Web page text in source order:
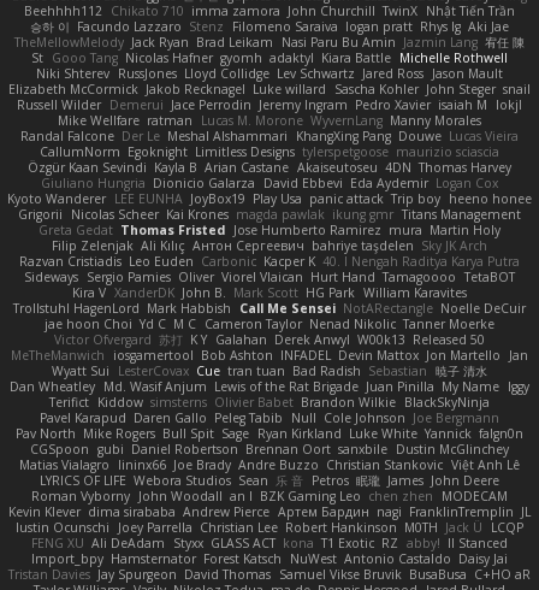
Beehhhh112 Chikato 710 imma zamora John Churchill TwinX Nhật Tiến Trần
승하 이 Facundo Lazzaro Stenz Filomeno Saraiva logan pratt Rhys lg Aki Jae
TheMellowMelody Jack Ryan Brad Leikam Nasi Paru Bu Amin Jazmin Lang 宥任 陳
St Gooo Tang Nicolas Hafner gyomh adaktyl Kiara Battle Michelle Rothwell
Niki Shterev RussJones Lloyd Collidge Lev Schwartz Jared Ross Jason Mault
Elizabeth McCormick Jakob Recknagel Luke willard Sascha Kohler John Steger snail
Russell Wilder Demerui Jace Perrodin Jeremy Ingram Pedro Xavier isaiah M
lokjl
Mike Wellfare ratman Lucas M. Morone WyvernLang Manny Morales
Randal Falcone Der Le Meshal Alshammari KhangXing Pang Douwe Lucas Vieira
CallumNorm Egoknight Limitless Designs tylerspetgoose maurizio sciascia
Özgür Kaan Sevindi Kayla B Arian Castane Akaiseutoseu 4DN Thomas Harvey
Giuliano Hungria Dionicio Galarza David Ebbevi Eda Aydemir Logan Cox
Kyoto Wanderer LEE EUNHA JoyBox19 Play Usa panic attack Trip boy heeno honee
Grigorii
Nicolas Scheer Kai Krones magda pawlak ikung gmr Titans Management
Greta Gedat Thomas Fristed Jose Humberto Ramirez mura Martin Holy
Filip Zelenjak Ali Kılıç Антон Сергеевич bahriye taşdelen Sky JK Arch
Razvan Cristiadis Leo Euden Carbonic Kacper K 40. I Nengah Raditya Karya Putra
Sideways Sergio Pamies Oliver Viorel Vlaican Hurt Hand Tamagoooo TetaBOT
Kira V XanderDK John B. Mark Scott HG Park William Karavites
Trollstuhl HagenLord Mark Habbish Call Me Sensei NotARectangle Noelle DeCuir
jae hoon Choi Yd C M C Cameron Taylor Nenad Nikolic Tanner Moerke
Victor Ofvergard 苏打 K Y Galahan Derek Anwyl W00k13 Released 50
MeTheManwich
iosgamertool Bob Ashton INFADEL Devin Mattox Jon Martello
Jan
Wyatt Sui
LesterCovax Cue tran tuan Bad Radish Sebastian 暁子 清水
Dan Wheatley Md. Wasif Anjum Lewis of the Rat Brigade Juan Pinilla My Name Iggy
Terifict Kiddow simsterns Olivier Babet Brandon Wilkie BlackSkyNinja
Pavel Karapud Daren Gallo Peleg Tabib Null Cole Johnson Joe Bergmann
Pav North Mike Rogers Bull Spit Sage Ryan Kirkland Luke White Yannick falgn0n
CGSpoon gubi Daniel Robertson Brennan Oort sanxbile Dustin McGlinchey
Matias Vialagro
lininx66 Joe Brady Andre Buzzo Christian Stankovic Việt Anh Lê
LYRICS OF LIFE Webora Studios Sean 乐 音 Petros 眠瓏 James John Deere
Roman Vyborny John Woodall an l BZK Gaming Leo chen zhen
MODECAM
Kevin Klever dima sirababa Andrew Pierce Артем Бардин nagi FranklinTremplin JL
Iustin Ocunschi
Joey Parrella Christian Lee Robert Hankinson M0TH Jack Ü
LCQP
FENG XU Ali DeAdam Styxx GLASS ACT kona T1 Exotic RZ abby! ll Stanced
Import_bpy Hamsternator Forest Katsch NuWest Antonio Castaldo Daisy Jai
Tristan Davies Jay Spurgeon David Thomas Samuel Vikse Bruvik BusaBusa C+HO aR